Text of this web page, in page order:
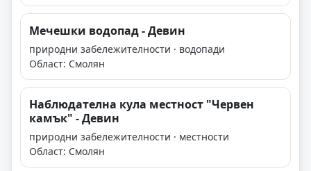
Мечешки водопад - Девин
природни забележителности · водопади
Област: Смолян
Наблюдателна кула местност "Червен
камък" - Девин
природни забележителности · местности
Област: Смолян